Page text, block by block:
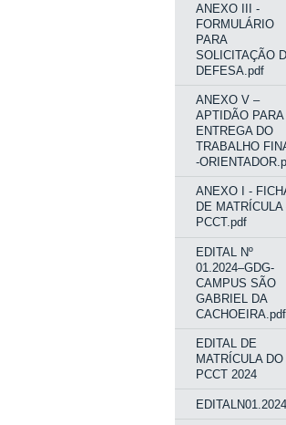
ANEXO III -
FORMULÁRIO
PARA
SOLICITAÇÃO
DEFESA.pdf
ANEXO V –
APTIDÃO PARA
ENTREGA DO
TRABALHO
-
ANEXO I -
DE MATRÍCULA
PCCT.pdf
EDITAL Nº
01.2024–GDG-
CAMPUS SÃO
GABRIEL DA
CACHOEIRA.pdf
EDITAL DE
MATRÍCULA DO
PCCT 2024